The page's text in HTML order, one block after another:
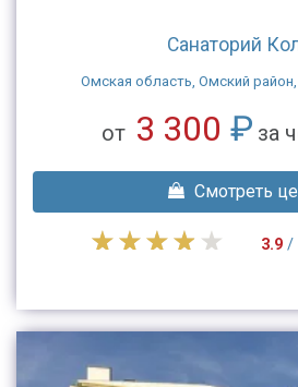
Санаторий
Омская область, Омский район,
от 3 300 ₽ за
Смотреть
3.9/